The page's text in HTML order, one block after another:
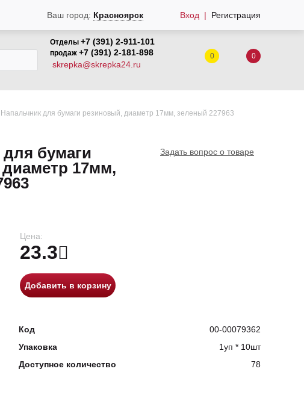
Ваш город: Красноярск Вход Регистрация
Отделы +7 (391) 2-911-101
продаж +7 (391) 2-181-898
skrepka@skrepka24.ru
0 0
Напальчник для бумаги резиновый, диаметр 17мм, зеленый 227963
бумаги
17мм,
Задать вопрос о товаре
Цена:
23.3
Добавить в корзину
Код
00-00079362
Упаковка
1уп * 10шт
Доступное количество 78